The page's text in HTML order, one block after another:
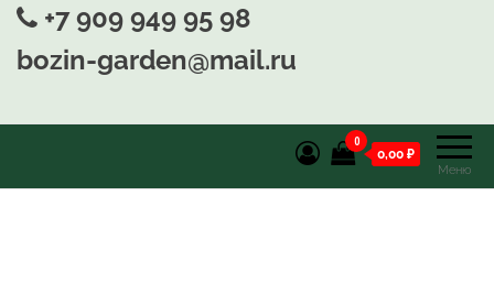
+7 909 949 95 98
bozin-garden@mail.ru
Меню
0
0,00 ₽